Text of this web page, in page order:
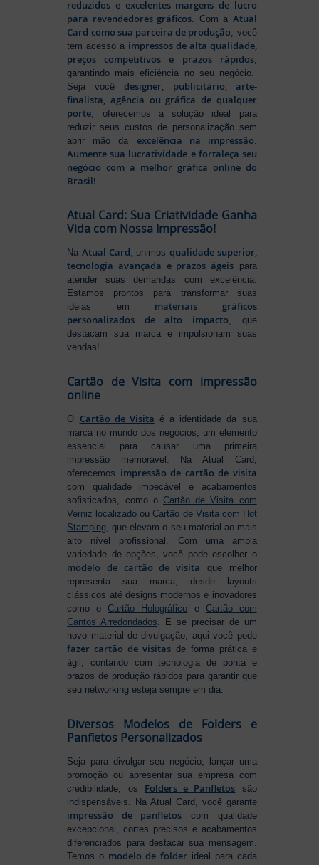
reduzidos e excelentes margens de lucro
para revendedores gráficos . Com a Atual
Card como sua parceira de produção , você
tem acesso a impressos de alta qualidade,
preços competitivos e prazos rápidos,
garantindo mais eficiência no seu negócio.
Seja vocêdesigner, publicitário, arte-
finalista, agência ou gráfica de qualquer
porte , oferecemos a solução ideal para
reduzir seus custos de personalização sem
abrir mão da excelência na impressão
Aumente sua lucratividade e fortaleça seu
negócio com a melhor gráfica online do
Brasil!
Atual Card: Sua Criatividade Ganha
Vida com Nossa Impressão!
Na Atual Card, unimos qualidade superior,
tecnologia avançada e prazos ágeispara
atender suas demandas com excelência.
Estamos prontos para transformar suas
ideias em materiais gráficos
personalizados de alto impacto, que
destacam sua marca e impulsionam suas
vendas!
Cartão de Visita com impressão
online
O Cartão de Visita é a identidade da sua
marca no mundo dos negócios, um elemento
essencial para causar uma primeira
impressão memorável. Na Atual Card,
oferecemos impressão de cartão de visita
com qualidade impecável e acabamentos
sofisticados, como o Cartão de Visita com
Verniz localizado ouCartão de Visita com Hot
Stamping , que elevam o seu material ao mais
alto nível profissional. Com uma ampla
variedade de opções, você pode escolher o
modelo de cartão de visita que melhor
representa sua marca, desde layouts
clássicos até designs modernos e inovadores
como oCartão Holográfico e Cartão com
Cantos Arredondados . E se precisar de um
novo material de divulgação, aqui você pode
fazer cartão de visitas de forma prática e
ágil, contando com tecnologia de ponta e
prazos de produção rápidos para garantir que
seu networking esteja sempre em dia.
Diversos Modelos de Folders e
Panfletos Personalizados
Seja para divulgar seu negócio, lançar uma
promoção ou apresentar sua empresa com
credibilidade, os Folders e Panfletos são
indispensáveis. Na Atual Card, você garante
impressão de panfletos com qualidade
excepcional, cortes precisos e acabamentos
diferenciados para destacar sua mensagem.
Temos o modelo de folder ideal para cada